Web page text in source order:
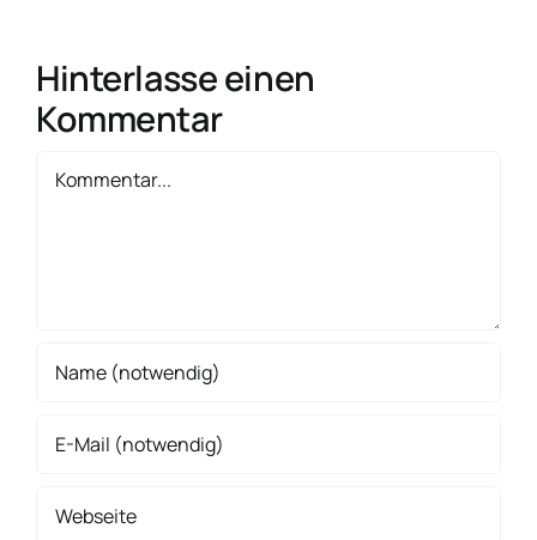
Hinterlasse einen
Kommentar